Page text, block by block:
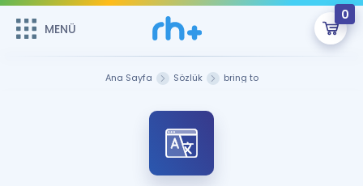
MENÜ
0
Sepetin Şu An Boş.
Remzi Hoca ile seni sınava hazırlayacak onlarca eğitim seni
bekliyor!
MENÜ
Ana Sayfa Sözlük bring to